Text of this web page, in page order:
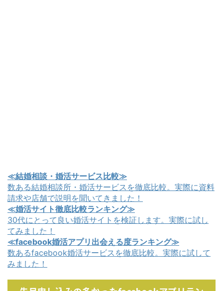
≪結婚相談・婚活サービス比較≫
数ある結婚相談所・婚活サービスを徹底比較。実際に資料
請求や店舗で説明を聞いてきました！
≪婚活サイト徹底比較ランキング≫
30代にとって良い婚活サイトを検証します。実際に試し
てみました！
≪facebook婚活アプリ出会える度ランキング≫
数あるfacebook婚活サービスを徹底比較。実際に試して
みました！